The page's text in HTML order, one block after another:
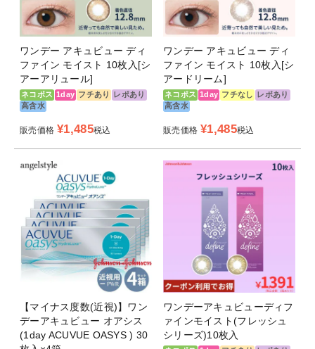
ワンデー アキュビュー ディ
ファイン モイスト 10枚入[シ
アーアリュール]
ネコポス 1day フチあり
レポあり
高含水
販売価格 ¥1,485税込
ワンデー アキュビュー ディ
ファイン モイスト 10枚入[シ
アードリーム]
ネコポス 1day フチなし
レポあり
高含水
販売価格 ¥1,485税込
【マイナス度数(近視)】ワン
デーアキュビュー オアシス
(1day ACUVUE OASYS ) 30
ワンデーアキュビューディフ
ァインモイスト(フレッシュ
シリーズ)10枚入